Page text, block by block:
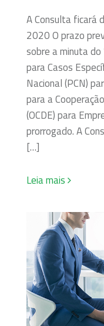
A Consulta ficará
2020 O prazo
sobre a minuta
para Casos
Nacional (PCN)
para a
(OCDE) para
prorrogado. A
[…]
Leia mais